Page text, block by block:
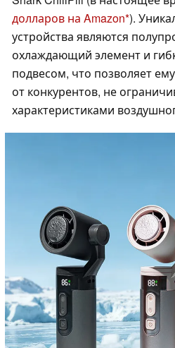
долларов на Amazon ).
устройства являются
охлаждающий элемент и
подвесом, что позволяет
от конкурентов, не
характеристиками